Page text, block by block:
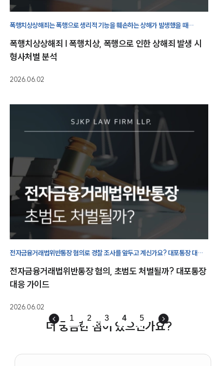
폭행치상상해죄는 폭행으로 생리적 기능을 훼손하는 상해가 발생했을 때
수위를 결정합니다.
폭행치상상해죄 | 폭행치상, 폭행으로 인한 상해죄 발생 시
형사처벌 분석
2026.06.02
전자금융거래법위반통장 혐의로 경찰 조사를 앞두고 계신가요? 대포통장 대여·
정리합니다.
전자금융거래법위반통장 혐의, 초범도 처벌될까? 대포통장
대응 가이드
2026.06.02
1 2 3 4 5
더 궁금한 점이 있으신가요?